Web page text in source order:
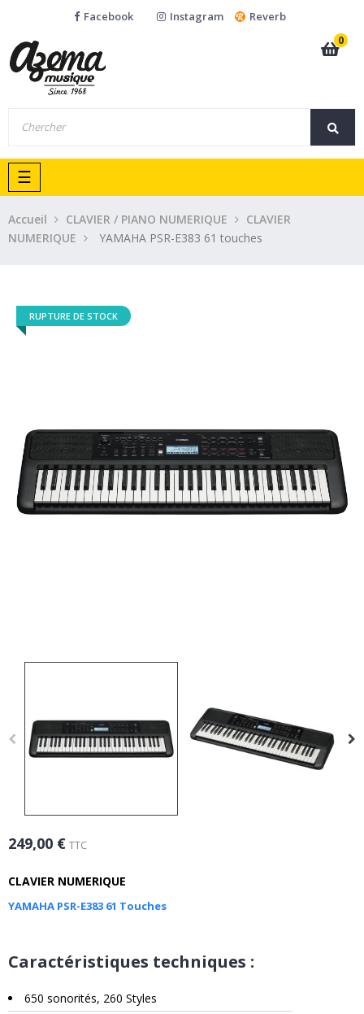
Facebook Instagram
Reverb
0
Basculer
la
navigation
☰
Accueil CLAVIER / PIANO NUMERIQUE
CLAVIER
NUMERIQUE
YAMAHA PSR-E383 61 touches
RUPTURE DE STOCK
249,00 € TTC
CLAVIER NUMERIQUE
YAMAHA PSR-E383 61 Touches
Caractéristiques techniques :
650 sonorités, 260 Styles